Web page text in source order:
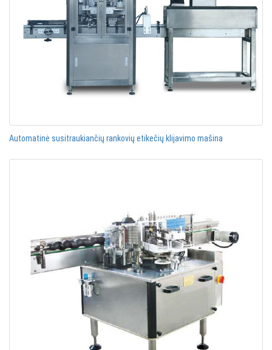
Automatinė susitraukiančių rankovių etikečių klijavimo mašina